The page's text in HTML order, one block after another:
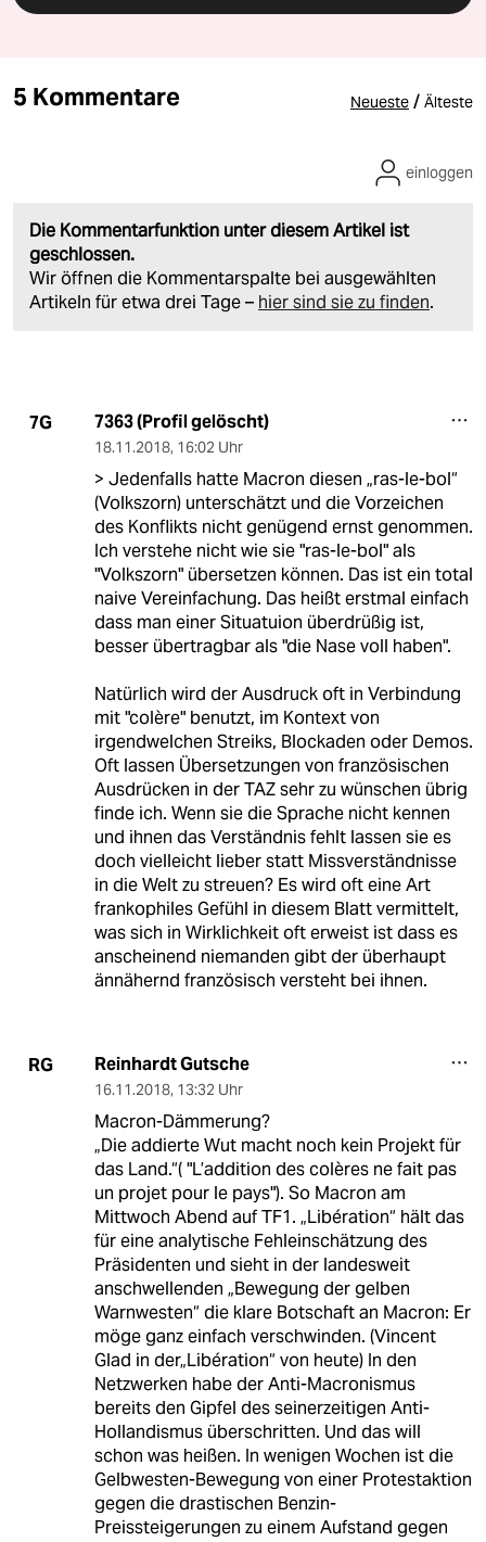
5 Kommentare Neueste / Älteste
Die Kommentarfunktion unter diesem Artikel ist
geschlossen.
Wir öffnen die Kommentarspalte bei ausgewählten
Artikeln für etwa drei Tage – hier sind sie zu finden.
einloggen
7G 7363 (Profil gelöscht)
18.11.2018, 16:02 Uhr
> Jedenfalls hatte Macron diesen „ras-le-bol“
(Volkszorn) unterschätzt und die Vorzeichen
des Konflikts nicht genügend ernst genommen.
Ich verstehe nicht wie sie "ras-le-bol" als
"Volkszorn" übersetzen können. Das ist ein total
naive Vereinfachung. Das heißt erstmal einfach
dass man einer Situatuion überdrüßig ist,
besser übertragbar als "die Nase voll haben".
Natürlich wird der Ausdruck oft in Verbindung
mit "colère" benutzt, im Kontext von
irgendwelchen Streiks, Blockaden oder Demos.
Oft lassen Übersetzungen von französischen
Ausdrücken in der TAZ sehr zu wünschen übrig
finde ich. Wenn sie die Sprache nicht kennen
und ihnen das Verständnis fehlt lassen sie es
doch vielleicht lieber statt Missverständnisse
in die Welt zu streuen? Es wird oft eine Art
frankophiles Gefühl in diesem Blatt vermittelt,
was sich in Wirklichkeit oft erweist ist dass es
anscheinend niemanden gibt der überhaupt
ännähernd französisch versteht bei ihnen.
RG Reinhardt Gutsche
16.11.2018, 13:32 Uhr
Macron-Dämmerung?
„Die addierte Wut macht noch kein Projekt für
das Land.“( "L’addition des colères ne fait pas
un projet pour le pays"). So Macron am
Mittwoch Abend auf TF1. „Libération“ hält das
für eine analytische Fehleinschätzung des
Präsidenten und sieht in der landesweit
anschwellenden „Bewegung der gelben
Warnwesten“ die klare Botschaft an Macron: Er
möge ganz einfach verschwinden. (Vincent
Glad in der„Libération“ von heute) In den
Netzwerken habe der Anti-Macronismus
bereits den Gipfel des seinerzeitigen Anti-
Hollandismus überschritten. Und das will
schon was heißen. In wenigen Wochen ist die
Gelbwesten-Bewegung von einer Protestaktion
gegen die drastischen Benzin-
Preissteigerungen zu einem Aufstand gegen